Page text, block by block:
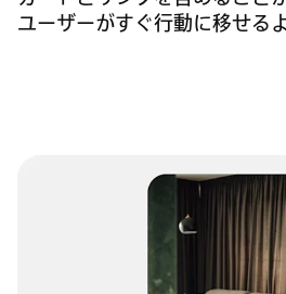
ユーザーがすぐ行動に移せる